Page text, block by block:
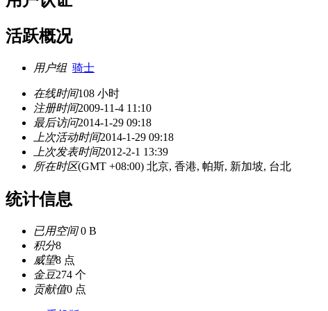
活跃概况
用户组 骑士
在线时间108 小时
注册时间2009-11-4 11:10
最后访问2014-1-29 09:18
上次活动时间2014-1-29 09:18
上次发表时间2012-2-1 13:39
所在时区(GMT +08:00) 北京, 香港, 帕斯, 新加坡, 台北
统计信息
已用空间0 B
积分8
威望8 点
金豆274 个
贡献值0 点